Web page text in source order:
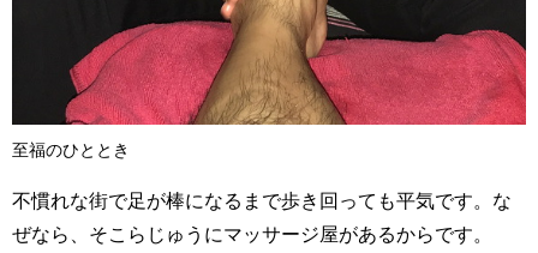
至福のひととき
不慣れな街で足が棒になるまで歩き回っても平気です。な
ぜなら、そこらじゅうにマッサージ屋があるからです。